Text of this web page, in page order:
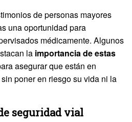
de personas mayores
una oportunidad para
médicamente. Algunos
la importancia de estas
asegurar que están en
poner en riesgo su vida ni la
seguridad vial